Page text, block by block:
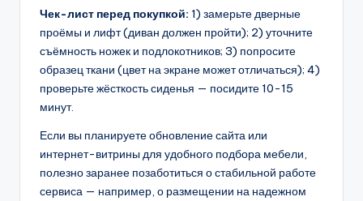
Чек-лист перед покупкой: 1) замерьте дверные
проёмы и лифт (диван должен пройти); 2) уточните
съёмность ножек и подлокотников; 3) попросите
образец ткани (цвет на экране может отличаться); 4)
проверьте жёсткость сиденья — посидите 10-15
минут.
Если вы планируете обновление сайта или
интернет-витрины для удобного подбора мебели,
полезно заранее позаботиться о стабильной работе
сервиса — например, о размещении на надежном